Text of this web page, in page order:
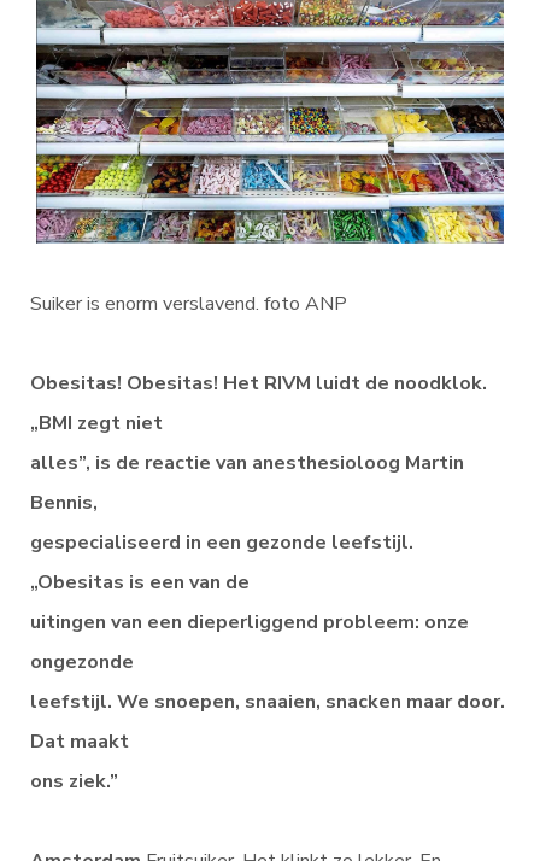
Suiker is enorm verslavend. foto ANP
Obesitas! Obesitas! Het RIVM luidt de noodklok.
„BMI zegt niet
alles”, is de reactie van anesthesioloog Martin
Bennis,
gespecialiseerd in een gezonde leefstijl.
„Obesitas is een van de
uitingen van een dieperliggend probleem: onze
ongezonde
leefstijl. We snoepen, snaaien, snacken maar door.
Dat maakt
ons ziek.”